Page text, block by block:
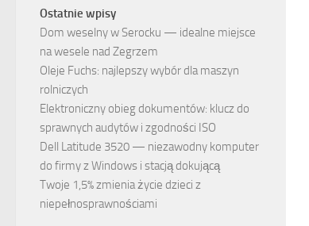
Ostatnie wpisy
Dom weselny w Serocku — idealne miejsce
na wesele nad Zegrzem
Oleje Fuchs: najlepszy wybór dla maszyn
rolniczych
Elektroniczny obieg dokumentów: klucz do
sprawnych audytów i zgodności ISO
Dell Latitude 3520 — niezawodny komputer
do firmy z Windows i stacją dokującą
Twoje 1,5% zmienia życie dzieci z
niepełnosprawnościami